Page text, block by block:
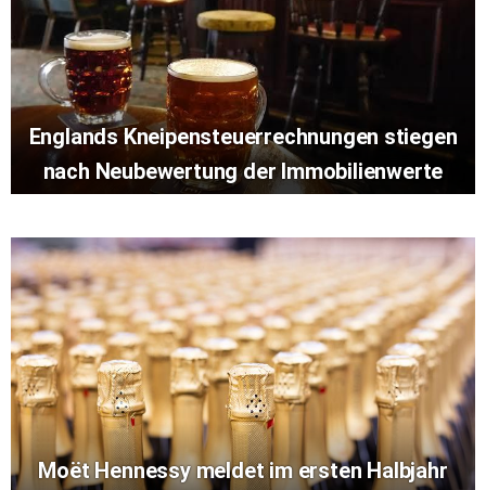
Englands Kneipensteuerrechnungen stiegen
nach Neubewertung der Immobilienwerte
Moët Hennessy meldet im ersten Halbjahr